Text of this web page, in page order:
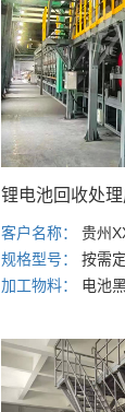
锂电池回收处理
客户名称：贵州
规格型号：按需
加工物料： 电池